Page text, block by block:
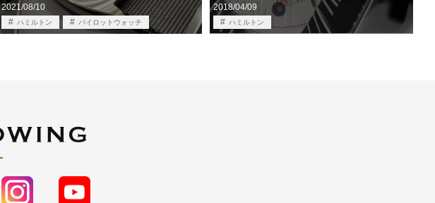
2021/08/10
ハミルトン パイロットウォッチ
2018/04/09
ハミルトン